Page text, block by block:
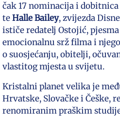
čak 17 nominacija i dobitnica
teHalle Bailey, zvijezda
ističe redatelj Ostojić,
emocionalnu srž filma i
o suosjećanju, obitelji,
vlastitog mjesta u svijetu.
Kristalni planet velika je
Hrvatske, Slovačke i Češke,
renomiranim praškim